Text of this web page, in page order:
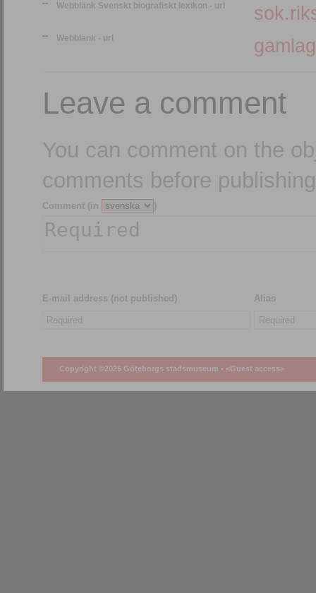
Webblänk Svenskt biografiskt lexikon - url
Webblänk - url
Leave a comment
You can comment on the
comments before
Comment (in )
E-mail address (not published) Alias
Copyright ©2026 Göteborgs stadsmuseum • <Guest access>